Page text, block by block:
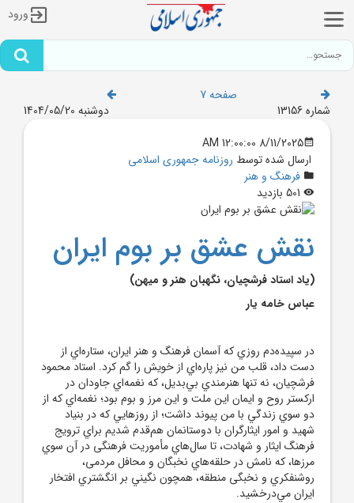
ورود
صفحه 7
شماره 13156
دوشنبه 1404/05/20
8/11/2025 12:00:00 AM
ارسال شده توسط روزنامه جمهوری اسلامی
فرهنگ و هنر
نقش عشق بر بوم ايران
(ياد استاد فرشچيان، نگهبان هنر و ميهن)
عباس خامه يار
در سپيده‌دم روزي که آسمان فرهنگ و هنر ايران، ستاره‌اي از
دست داد، قلب من نيز پاره‌اي از خويش را گم کرد. استاد محمود
فرشچيان، نه تنها هنرمندي بي‌بديل، که نغمه‌اي جاودان در
ارکستر روح و ايمان اين ملت و اين مرز و بوم بود؛ نغمه‌اي که از
دو سوي زندگي‌ با من پيوند داشت؛ از روزهايي که در بنياد
شهيد و امور ايثارگران با دوستانمان هم‌قدم شديم براي ترويج
فرهنگ ايثار و شهادت، تا سال‌هاي مأموريت فرهنگى در آن سوي
مرزها، که نامش در حلقه‌هاي نخبگان و محافل مردمى،
روشنفکري و نخبگى منطقه، همچون نگيني بر انگشتري افتخار
ايران مي‌درخشيد.